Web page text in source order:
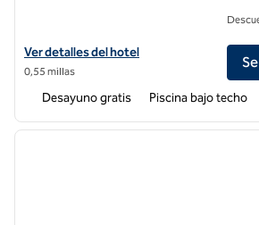
Ver detalles del hotel para Home2 Suites by
Ver detalles del hotel
0,55 millas
Desayuno gratis Piscina bajo techo
1 de 12